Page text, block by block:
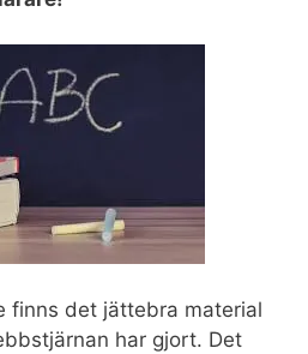
finns det jättebra material
har gjort. Det